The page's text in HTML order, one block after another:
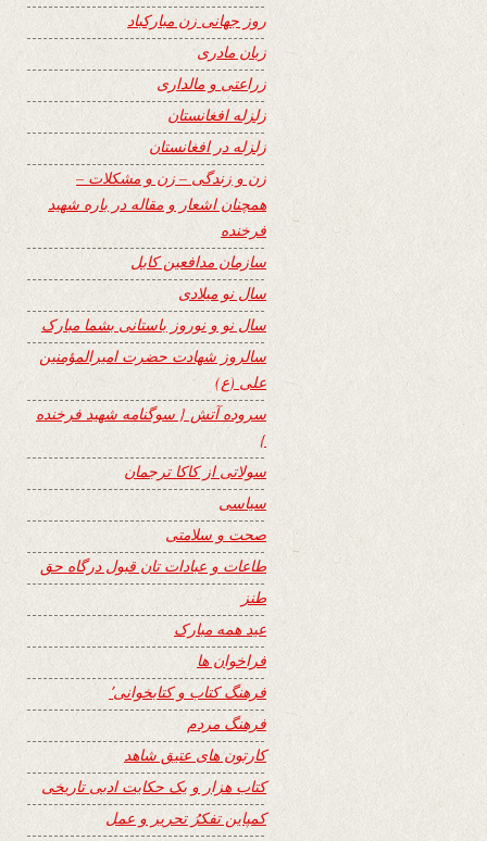
روز جهانی زن مبارکباد
زبان مادری
زراعتی و مالداری
زلزله افغانستان
زلزله در افغانستان
زن و زندگی – زن و مشکلات –
همچنان اشعار و مقاله در باره شهید
فرخنده
سازمان مدافعین کابل
سال نو میلادی
سال نو و نوروز باستانی بشما مبارک
سالروز شهادت حضرت امیرالمؤمنین
علی (ع)
سروده آتش { سوگنامه شهید فرخنده
}
سولاتی از کاکا ترجمان
سیاسی
صحت و سلامتی
طاعات و عبادات تان قبول درگاه حق
طنز
عید همه مبارک
فراخوان ها
فرهنگ کتاب و کتابخوانی٬
فرهنگ مردم
کارتون های عتیق شاهد
کتاب هزار و یک حکایت ادبی تاریخی
کمپاین تفکرُ تحریر و عمل